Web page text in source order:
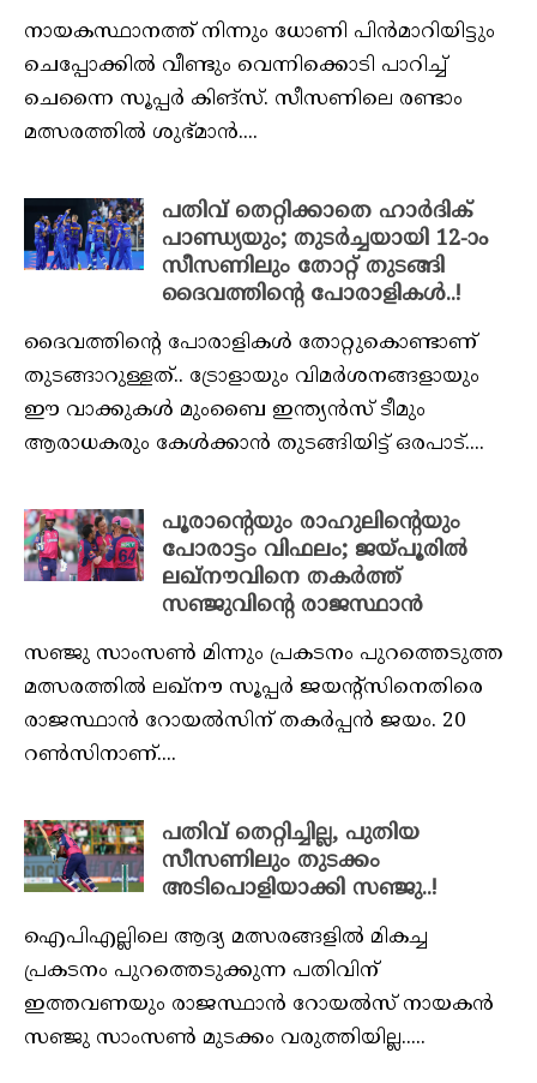
നായകസ്ഥാനത്ത് നിന്നും ധോണി പിന്‍മാറിയിട്ടും
ചെപ്പോക്കില്‍ വീണ്ടും വെന്നിക്കൊടി പാറിച്ച്
ചെന്നൈ സൂപ്പര്‍ കിങ്‌സ്. സീസണിലെ രണ്ടാം
മത്സരത്തില്‍ ശുഭ്മാന്‍....
പതിവ് തെറ്റിക്കാതെ ഹാർദിക്
പാണ്ഡ്യയും; തുടർച്ചയായി 12-ാം
സീസണിലും തോറ്റ് തുടങ്ങി
ദൈവത്തിന്റെ പോരാളികൾ..!
ദൈവത്തിന്റെ പോരാളികള്‍ തോറ്റുകൊണ്ടാണ്
തുടങ്ങാറുള്ളത്.. ട്രോളായും വിമര്‍ശനങ്ങളായും
ഈ വാക്കുകള്‍ മുംബൈ ഇന്ത്യന്‍സ് ടീമും
ആരാധകരും കേള്‍ക്കാന്‍ തുടങ്ങിയിട്ട് ഒരപാട്....
പൂരാന്റെയും രാഹുലിന്റെയും
പോരാട്ടം വിഫലം; ജയ്പൂരിൽ
ലഖ്‌നൗവിനെ തകർത്ത്
സഞ്ജുവിന്റെ രാജസ്ഥാൻ
സഞ്ജു സാംസണ്‍ മിന്നും പ്രകടനം പുറത്തെടുത്ത
മത്സരത്തില്‍ ലഖ്‌നൗ സൂപ്പര്‍ ജയന്റ്‌സിനെതിരെ
രാജസ്ഥാന്‍ റോയല്‍സിന് തകര്‍പ്പന്‍ ജയം. 20
റണ്‍സിനാണ്....
പതിവ് തെറ്റിച്ചില്ല, പുതിയ
സീസണിലും തുടക്കം
അടിപൊളിയാക്കി സഞ്ജു..!
ഐപിഎല്ലിലെ ആദ്യ മത്സരങ്ങളില്‍ മികച്ച
പ്രകടനം പുറത്തെടുക്കുന്ന പതിവിന്
ഇത്തവണയും രാജസ്ഥാന്‍ റോയല്‍സ് നായകന്‍
സഞ്ജു സാംസണ്‍ മുടക്കം വരുത്തിയില്ല.....